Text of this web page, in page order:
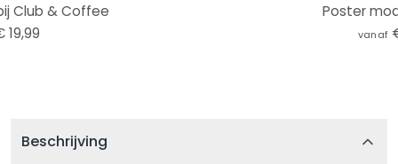
Club & Coffee
19,99
Poster
vanaf
Beschrijving